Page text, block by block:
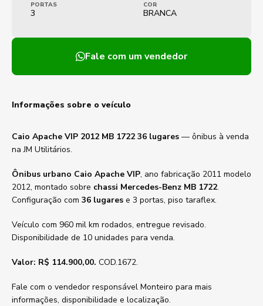
PORTAS
3
COR
BRANCA
Fale com um vendedor
Informações sobre o veículo
Caio Apache VIP 2012 MB 1722 36 lugares — ônibus à venda
na JM Utilitários.
Ônibus urbano Caio Apache VIP, ano fabricação 2011 modelo
2012, montado sobre chassi Mercedes-Benz MB 1722.
Configuração com 36 lugares e 3 portas, piso taraflex.
Veículo com 960 mil km rodados, entregue revisado.
Disponibilidade de 10 unidades para venda.
Valor: R$ 114.900,00. COD.1672.
Fale com o vendedor responsável Monteiro para mais
informações, disponibilidade e localização.